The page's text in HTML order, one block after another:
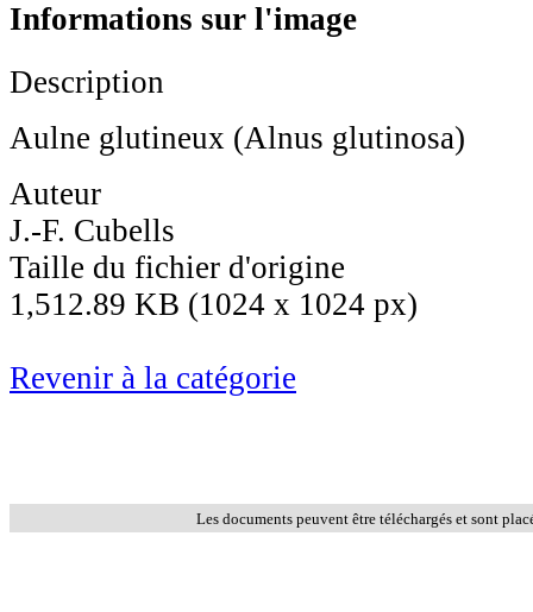
Informations sur l'image
Description
Aulne glutineux (Alnus glutinosa)
Auteur
J.-F. Cubells
Taille du fichier d'origine
1,512.89 KB (1024 x 1024 px)
Revenir à la catégorie
Les documents peuvent être téléchargés et sont